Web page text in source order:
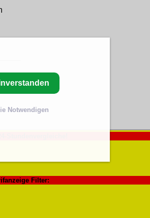
Filter:
Notwendigen